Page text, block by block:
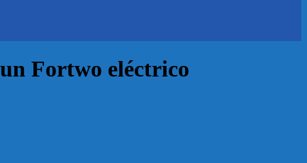
Fortwo eléctrico